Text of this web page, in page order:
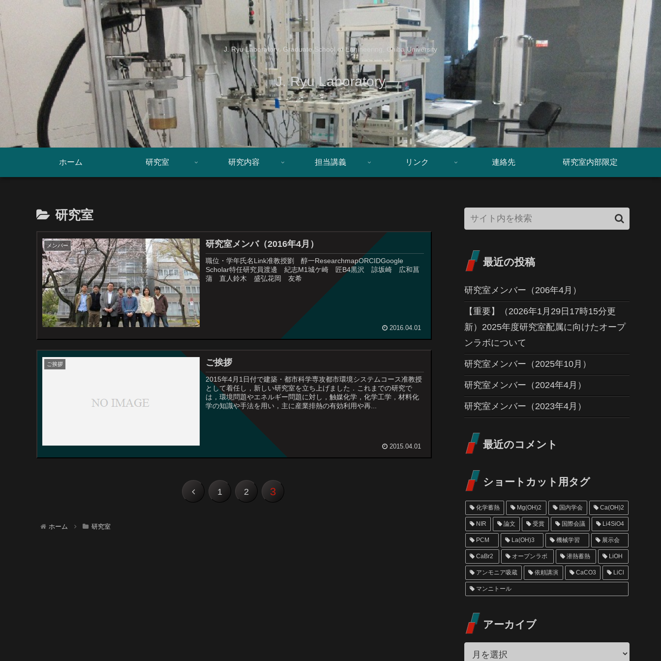
J. Ryu Laboratory, Graduate School of Engineering, Chiba University
J. Ryu Laboratory
ホーム 研究室 研究内容 担当講義 リンク 連絡先 研究室内部限定
研究室
メンバー 研究室メンバ（2016年4月）
職位・学年氏名Link准教授劉 醇一ResearchmapORCIDGoogle
Scholar特任研究員渡邊 紀志M1城ケ崎 匠B4黒沢 諒坂崎 広和菖
蒲 直人鈴木 盛弘花岡 友希
2016.04.01
ご挨拶 ご挨拶
2015年4月1日付で建築・都市科学専攻都市環境システムコース准教授
として着任し，新しい研究室を立ち上げました．これまでの研究で
は，環境問題やエネルギー問題に対し，触媒化学，化学工学，材料化
学の知識や手法を用い，主に産業排熱の有効利用や再...
2015.04.01
1 2 3
ホーム 研究室
最近の投稿
研究室メンバー（206年4月）
【重要】（2026年1月29日17時15分更
新）2025年度研究室配属に向けたオープ
ンラボについて
研究室メンバー（2025年10月）
研究室メンバー（2024年4月）
研究室メンバー（2023年4月）
最近のコメント
ショートカット用タグ
化学蓄熱 Mg(OH)2 国内学会 Ca(OH)2
NIR 論文 受賞 国際会議 Li4SiO4
PCM La(OH)3 機械学習 展示会
CaBr2 オープンラボ 潜熱蓄熱 LiOH
アンモニア吸蔵 依頼講演 CaCO3 LiCl
マンニトール
アーカイブ